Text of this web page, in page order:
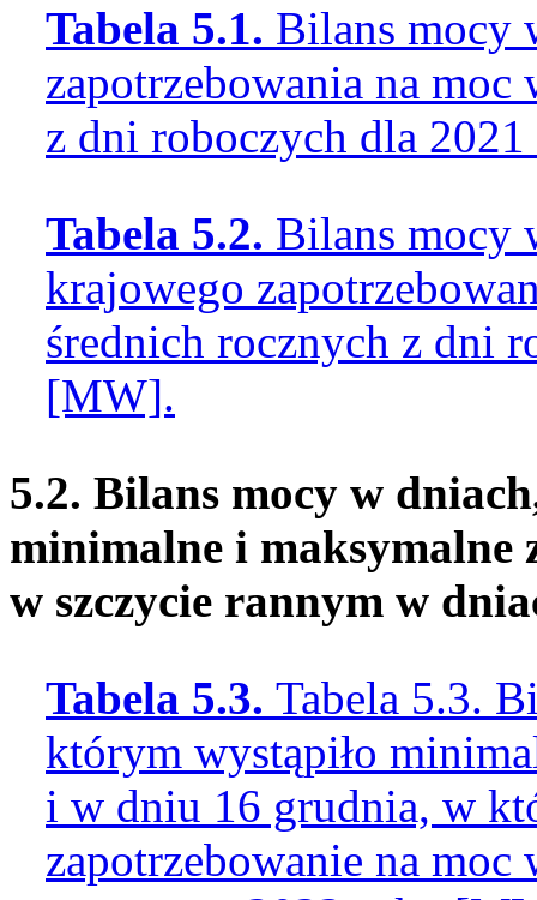
Tabela 5.1. Bilans mocy
zapotrzebowania na
z dni roboczych dla
Tabela 5.2. Bilans mocy
krajowego
średnich rocznych z dni
[MW].
5.2. Bilans mocy w
minimalne i maksymalne
w szczycie rannym w
Tabela 5.3. Tabela 5.3.
którym wystąpiło
i w dniu 16 grudnia, w
zapotrzebowanie na